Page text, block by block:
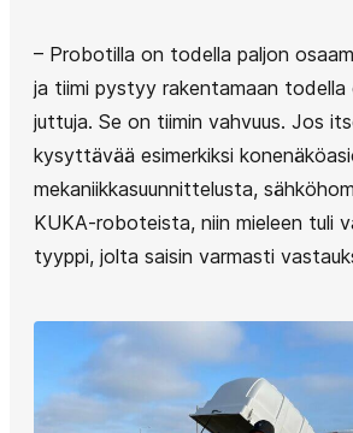
– Probotilla on todella paljon
ja tiimi pystyy rakentamaan todella
juttuja. Se on tiimin vahvuus. Jos
kysyttävää esimerkiksi
mekaniikkasuunnittelusta,
KUKA-roboteista, niin mieleen tuli
tyyppi, jolta saisin varmasti